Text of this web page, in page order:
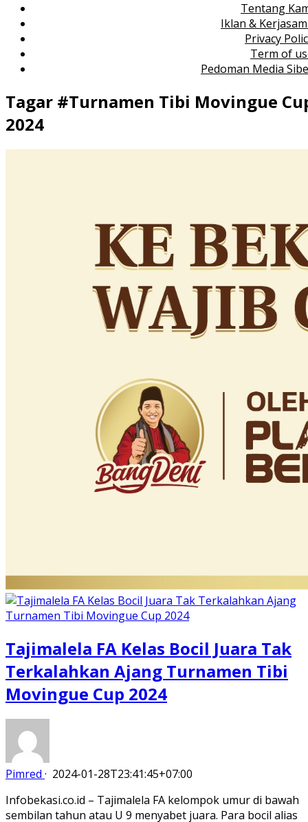
Tentang
Iklan &
Privacy
Term of
Pedoman Media
Tagar #Turnamen Tibi Movingue
2024
Tajimalela FA Kelas Bocil Juara Tak
Terkalahkan Ajang Turnamen Tibi
Movingue Cup 2024
Pimred · 2024-01-28T23:41:45+07:00
Infobekasi.co.id – Tajimalela FA kelompok umur di bawah
sembilan tahun atau U 9 menyabet juara. Para bocil alias